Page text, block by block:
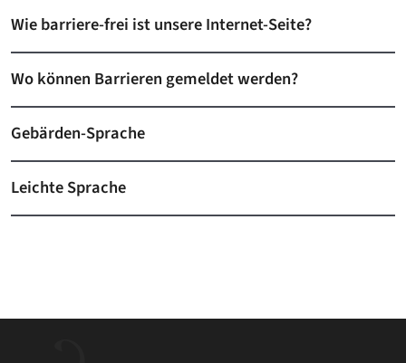
Wie barriere-frei ist unsere Internet-Seite?
Wo können Barrieren gemeldet werden?
Gebärden-Sprache
Leichte Sprache